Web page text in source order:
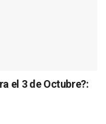
el 3 de Octubre?: